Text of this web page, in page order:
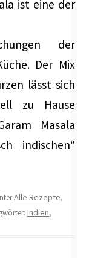
ist eine der
der
Der Mix
lässt sich
zu Hause
Masala
indischen“
Alle Rezepte,
Indien,